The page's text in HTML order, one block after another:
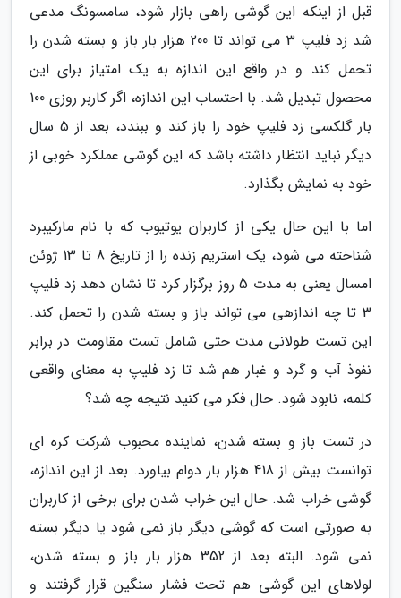
قبل از اینکه این گوشی راهی بازار شود، سامسونگ مدعی
شد زد فلیپ 3 می تواند تا 200 هزار بار باز و بسته شدن را
تحمل کند و در واقع این اندازه به یک امتیاز برای این
محصول تبدیل شد. با احتساب این اندازه، اگر کاربر روزی 100
بار گلکسی زد فلیپ خود را باز کند و ببندد، بعد از 5 سال
دیگر نباید انتظار داشته باشد که این گوشی عملکرد خوبی از
خود به نمایش بگذارد.
اما با این حال یکی از کاربران یوتیوب که با نام مارکیبرد
شناخته می شود، یک استریم زنده را از تاریخ 8 تا 13 ژوئن
امسال یعنی به مدت 5 روز برگزار کرد تا نشان دهد زد فلیپ
3 تا چه اندازهی می تواند باز و بسته شدن را تحمل کند.
این تست طولانی مدت حتی شامل تست مقاومت در برابر
نفوذ آب و گرد و غبار هم شد تا زد فلیپ به معنای واقعی
کلمه، نابود شود. حال فکر می کنید نتیجه چه شد؟
در تست باز و بسته شدن، نماینده محبوب شرکت کره ای
توانست بیش از 418 هزار بار دوام بیاورد. بعد از این اندازه،
گوشی خراب شد. حال این خراب شدن برای برخی از کاربران
به صورتی است که گوشی دیگر باز نمی شود یا دیگر بسته
نمی شود. البته بعد از 352 هزار بار باز و بسته شدن،
لولاهای این گوشی هم تحت فشار سنگین قرار گرفتند و